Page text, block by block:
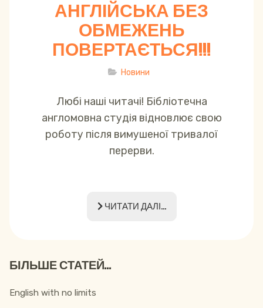
АНГЛІЙСЬКА БЕЗ
ОБМЕЖЕНЬ
ПОВЕРТАЄТЬСЯ!!!
Новини
Любі наші читачі! Бібліотечна
англомовна студія відновлює свою
роботу після вимушеної тривалої
перерви.
ЧИТАТИ ДАЛІ...
БІЛЬШЕ СТАТЕЙ...
English with no limits